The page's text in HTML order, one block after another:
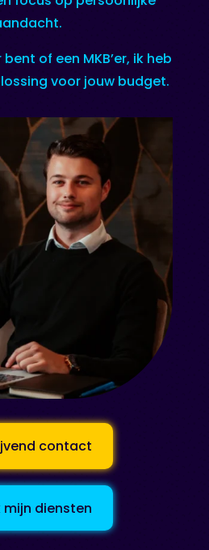
bent of een MKB’er, ik heb
voor jouw budget.
contact
mijn diensten